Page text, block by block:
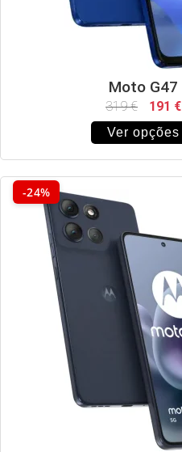
Moto G47
319€ 191 €
Ver opções
-24%